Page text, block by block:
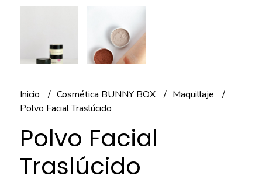
Inicio Cosmética BUNNY BOX
Maquillaje
Polvo Facial Traslúcido
Polvo Facial
Traslúcido